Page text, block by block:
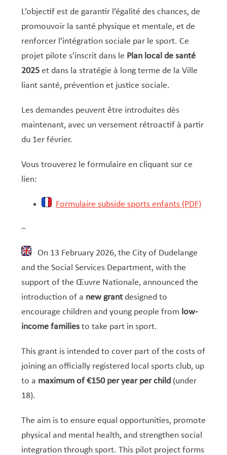
Service national de la jeunesse (SNJ) – Antenne
Service écologique – Maison verte
Subsides et aides en matière d’environnement
Zones 20 & 30
Réserve naturelle Haard
Sentier narratif (Lauschterwee)
Vergers publics
Service logement
Pacte Logement 2.0
PAG (Plan d’Aménagement Général)
PAP QE (Plan d’Aménagement Particulier « Quartiers
Existants »)
PAP NQ (Plan d’Aménagement Particulier « Nouveau
Quartier »)
PAP approuvés
PAP NQ en cours de procédure
PAG/PAP QE – Modifications ponctuelles
PAG
PAP NQ
Projet NeiSchmelz
Projets à venir
L’objectif est de garantir l’égalité des chances, de
promouvoir la santé physique et mentale, et de
renforcer l’intégration sociale par le sport. Ce
projet pilote s’inscrit dans le Plan local de santé
2025et dans la stratégie à long terme de la Ville
liant santé, prévention et justice sociale.
Les demandes peuvent être introduites dès
maintenant, avec un versement rétroactif à partir
du 1er février.
Vous trouverez le formulaire en cliquant sur ce
lien:
Formulaire subside sports enfants (PDF)
–
On 13 February 2026, the City of Dudelange
and the Social Services Department, with the
support of the Œuvre Nationale, announced the
introduction of a new grantdesigned to
encourage children and young people from low-
income familiesto take part in sport.
This grant is intended to cover part of the costs of
joining an officially registered local sports club, up
to a maximum of €150 per year per child(under
18).
The aim is to ensure equal opportunities, promote
physical and mental health, and strengthen social
integration through sport. This pilot project forms